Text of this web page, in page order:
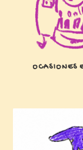
OCASIONES